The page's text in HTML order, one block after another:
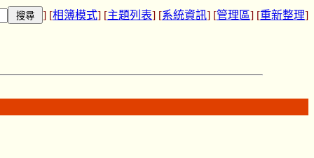
] [相簿模式] [主題列表] [系統資訊] [管理區] [重新整理]